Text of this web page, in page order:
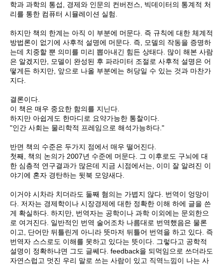
학과 과학의 통섭, 경제와 인문의 컨버전스, 빅데이터의 통계적 처
리를 통한 컴퓨터 시뮬레이션 실험.
하지만 책의 한계는 아직 이 부분에 머문다. 즉 규칙에 대한 체계적
방법론이 없기에 사후적 설명에 머문다. 즉, 모델의 작동을 증명하
는데 치중할 뿐 의미를 미리 뽑아내긴 힘든 상태다. 많이 해본 사람
은 알겠지만, 모델이 완성된 후 파라미터 조절로 사후적 설명은 어
떻게든 하지만, 앞으로 나올 부분에는 허당일 수 있는 것과 마찬가
지다.
결론이다.
이 책은 매우 중요한 함의를 지닌다.
하지만 아쉽게도 한마디로 요약가능한 통찰이다.
"인간 사회는 물리학적 프레임으로 해석가능하다."
반면 책의 수준은 두가지 점에서 매우 떨어진다.
첫째, 책의 논의가 2007년 수준에 머문다. 그 이후로도 구뇌에 대
한 심층적 연구결과가 많은데 지금 시점에서는, 이미 잘 알려진 이
야기에 혼자 경탄하는 뒷북 모양새다.
이거야 시차라 치더라도 둘째 혐의는 가볍지 않다. 번역이 엉망이
다. 저자는 경제학이나 시장경제에 대한 정확한 이해 하에 글을 쓴
게 확실하다. 하지만, 번역자는 공학이나 과학 이외에는 문외한으
로 여겨진다. 일반적인 번역 술어조차 나름대로 번역했음은 물론
이고, 단어만 뒤틀린게 아니라 뜻마저 뒤틀어 번역을 하고 있다. 즉
번역자 스스로도 이해를 못하고 있다는 뜻이다. 그렇다고 공학적
설명이 정확하냐면 그도 글쎄다. feedback을 되먹임으로 쓰더라도
자연스럽고 멋진 우리 말로 쓰는 사람이 있고 직역느낌이 나는 사